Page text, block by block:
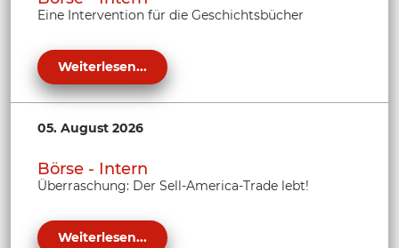
Eine Intervention für die Geschichtsbücher
Weiterlesen...
05. August 2026
Börse - Intern
Überraschung: Der Sell-America-Trade lebt!
Weiterlesen...